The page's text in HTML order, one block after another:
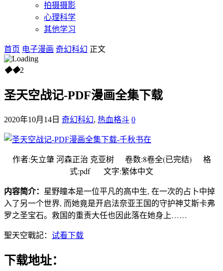
拍摄摄影
心理科学
其他学习
首页 电子漫画 奇幻科幻 正文
◆◆2
圣天空战记-PDF漫画全集下载
2020年10月14日 奇幻科幻, 热血格斗 0
作者:矢立肇 河森正治 克亚树 卷数:8卷全(已完结) 格
式:pdf 文字:繁体中文
内容简介： 星野瞳本是一位平凡的高中生, 在一次的占卜中掉
入了另一个世界, 而她竟是开启法奈亚王国的守护神艾斯卡弗
罗之圣宝石。救国的重责大任也因此落在她身上……
聖天空戰記： 试看下载
下载地址：